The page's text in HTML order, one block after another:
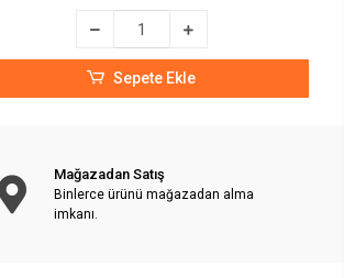
Sepete Ekle
Mağazadan Satış
Binlerce ürünü mağazadan alma
imkanı.